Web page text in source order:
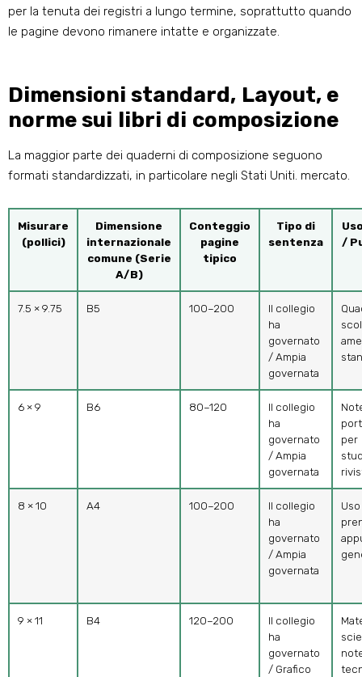
per la tenuta dei registri a lungo termine, soprattutto quando
le pagine devono rimanere intatte e organizzate.
Dimensioni standard, Layout, e
norme sui libri di composizione
La maggior parte dei quaderni di composizione seguono
formati standardizzati, in particolare negli Stati Uniti. mercato.
Misurare
(pollici)
Dimensione
internazionale
comune (Serie
A/B)
Conteggio
pagine
tipico
Tipo di
sentenza
/
7.5 × 9.75 B5 100–200
Il collegio
ha
governato
/ Ampia
governata
6 × 9 B6 80–120
Il collegio
ha
governato
/ Ampia
governata
per
8 × 10 A4 100–200
Il collegio
ha
governato
/ Ampia
governata
9 × 11 B4 120–200
Il collegio
ha
governato
/ Grafico